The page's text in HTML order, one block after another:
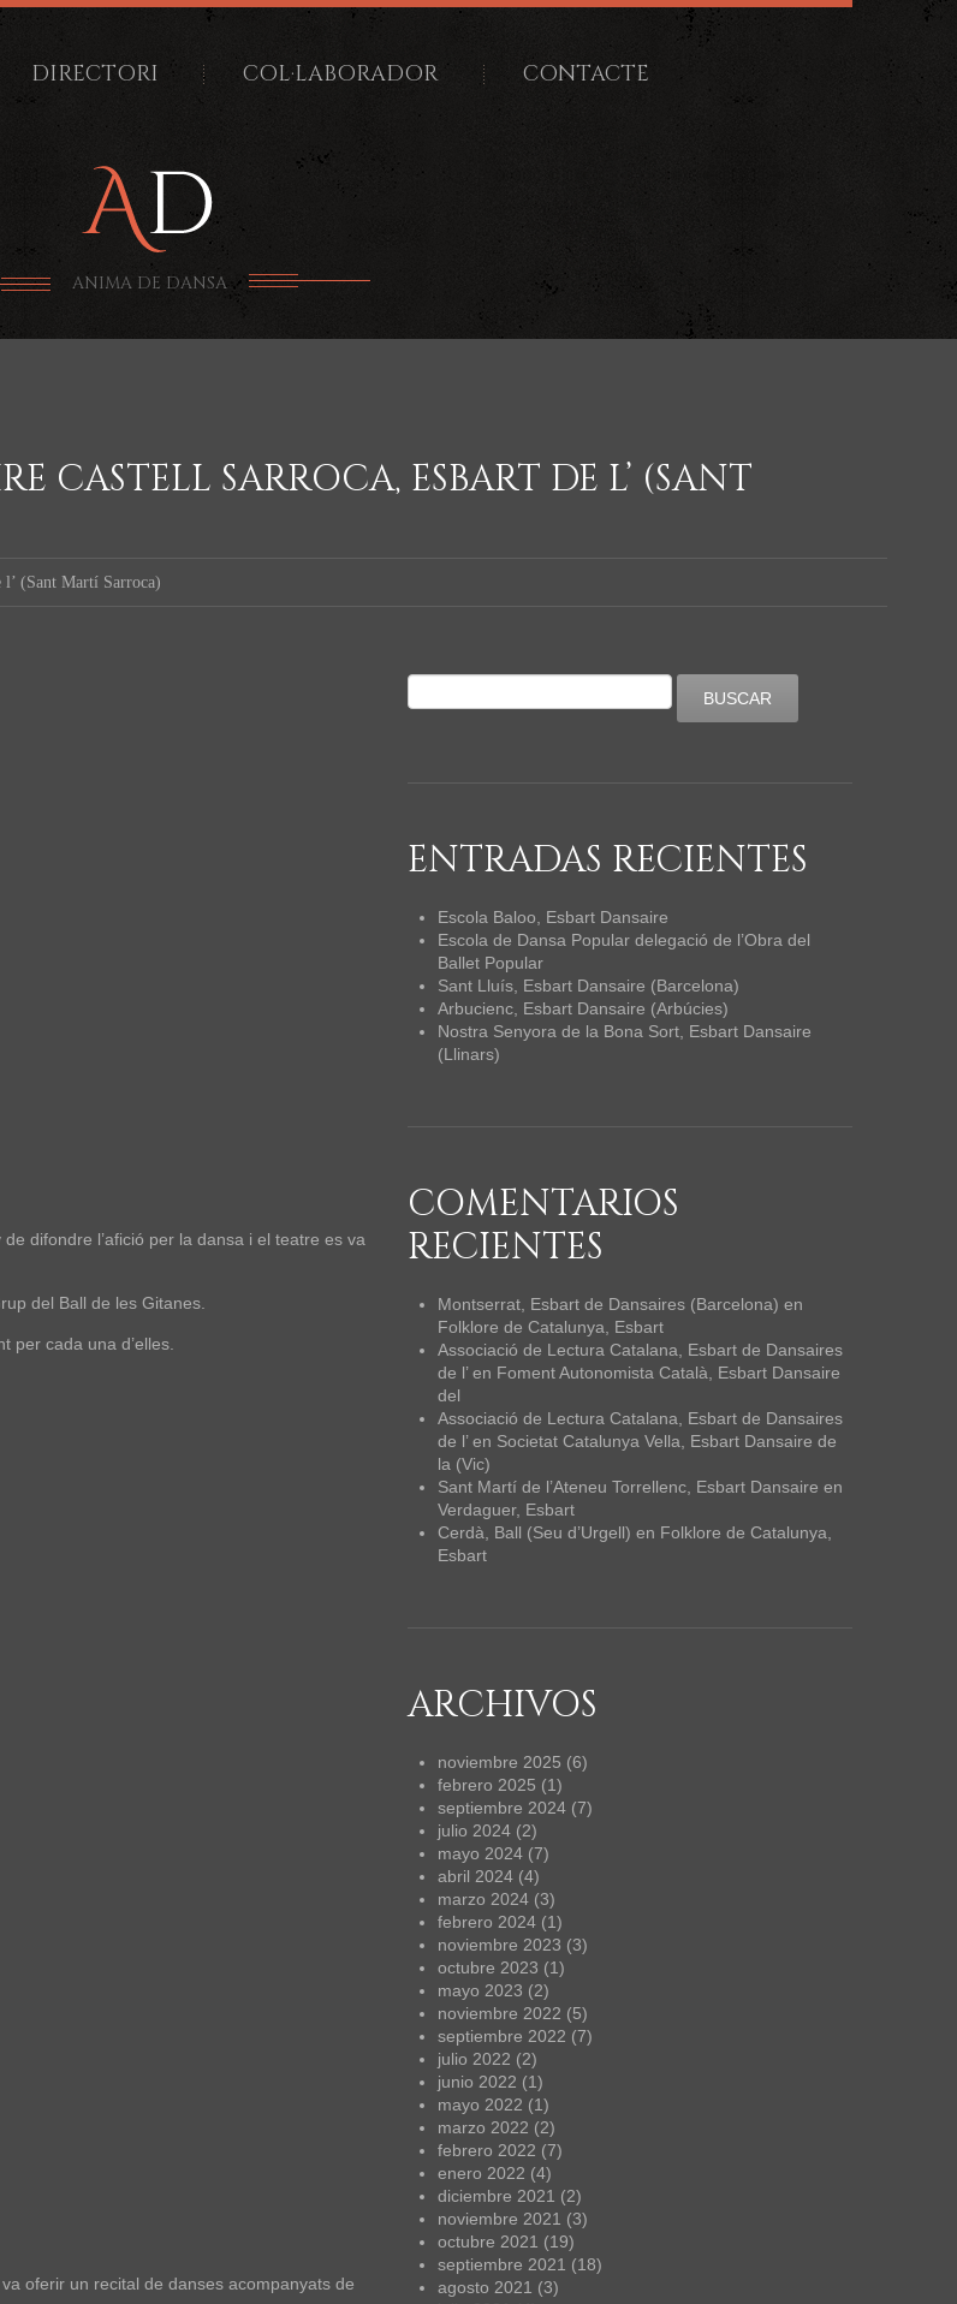
DIRECTORI COL·LABORADOR CONTACTE
ANIMA DE DANSA
CASTELL SARROCA, ESBART DE L’ (SANT
(Sant Martí Sarroca)
difondre l’afició per la dansa i el teatre es va
del Ball de les Gitanes.
per cada una d’elles.
oferir un recital de danses acompanyats de
ENTRADAS RECIENTES
Escola Baloo, Esbart Dansaire
Escola de Dansa Popular delegació de l’Obra del
Ballet Popular
Sant Lluís, Esbart Dansaire (Barcelona)
Arbucienc, Esbart Dansaire (Arbúcies)
Nostra Senyora de la Bona Sort, Esbart Dansaire
(Llinars)
COMENTARIOS
RECIENTES
Montserrat, Esbart de Dansaires (Barcelona) en
Folklore de Catalunya, Esbart
Associació de Lectura Catalana, Esbart de Dansaires
de l’en Foment Autonomista Català, Esbart Dansaire
del
Associació de Lectura Catalana, Esbart de Dansaires
de l’en Societat Catalunya Vella, Esbart Dansaire de
la (Vic)
Sant Martí de l’Ateneu Torrellenc, Esbart Dansaire en
Verdaguer, Esbart
Cerdà, Ball (Seu d’Urgell) en Folklore de Catalunya,
Esbart
ARCHIVOS
noviembre 2025 (6)
febrero 2025 (1)
septiembre 2024 (7)
julio 2024 (2)
mayo 2024 (7)
abril 2024 (4)
marzo 2024 (3)
febrero 2024 (1)
noviembre 2023 (3)
octubre 2023 (1)
mayo 2023 (2)
noviembre 2022 (5)
septiembre 2022 (7)
julio 2022 (2)
junio 2022 (1)
mayo 2022 (1)
marzo 2022 (2)
febrero 2022 (7)
enero 2022 (4)
diciembre 2021 (2)
noviembre 2021 (3)
octubre 2021 (19)
septiembre 2021 (18)
agosto 2021 (3)